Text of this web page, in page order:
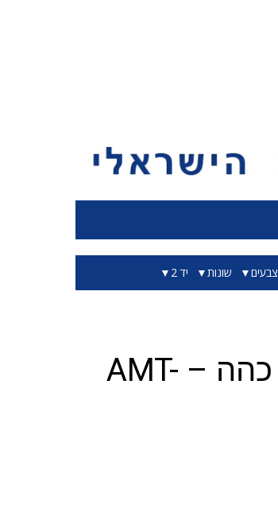
צבעים שונות יד 2
צבע בגוון אפור כהה – AMT-